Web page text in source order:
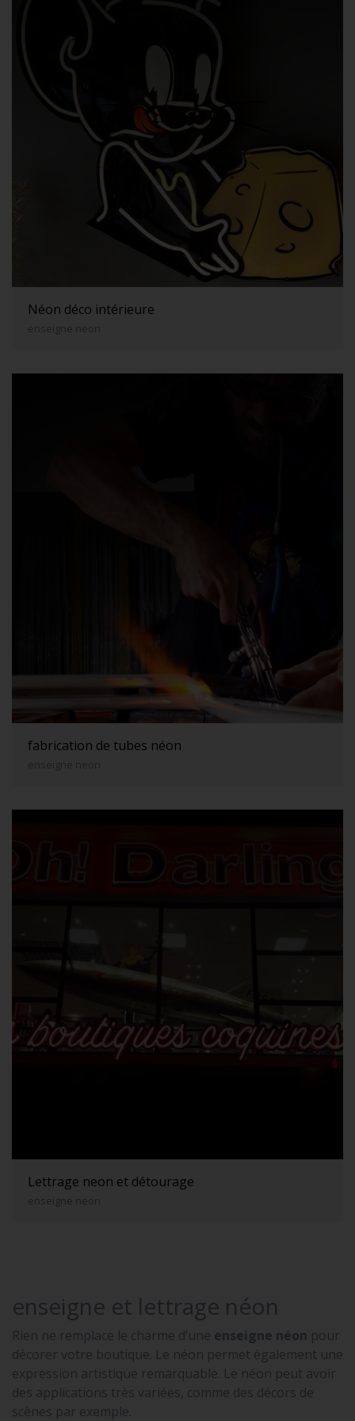
Néon déco intérieure
enseigne neon
fabrication de tubes néon
enseigne neon
Lettrage neon et détourage
enseigne neon
enseigne et lettrage néon
Rien ne remplace le charme d’une enseigne néon pour
décorer votre boutique. Le néon permet également une
expression artistique remarquable. Le néon peut avoir
des applications très variées, comme des décors de
scènes par exemple.